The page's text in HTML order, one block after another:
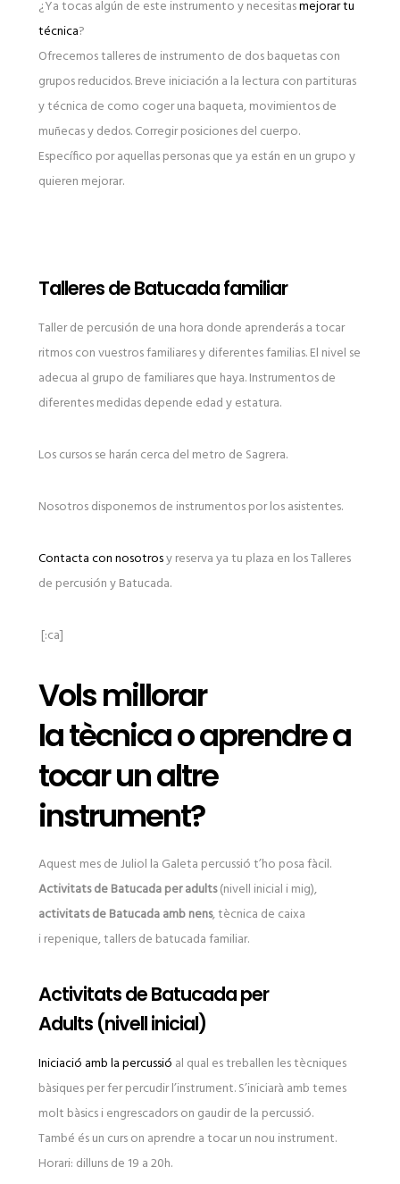
¿Ya tocas algún de este instrumento y necesitasmejorar tu
técnica?
Ofrecemos talleres de instrumento de dos baquetas con
grupos reducidos. Breve iniciación a la lectura con partituras
y técnica de como coger una baqueta, movimientos de
muñecas y dedos. Corregir posiciones del cuerpo.
Específico por aquellas personas que ya están en un grupo y
quieren mejorar.
Talleres de Batucada familiar
Taller de percusión de una hora donde aprenderás a tocar
ritmos con vuestros familiares y diferentes familias. El nivel se
adecua al grupo de familiares que haya. Instrumentos de
diferentes medidas depende edad y estatura.
Los cursos se harán cerca del metro de Sagrera.
Nosotros disponemos de instrumentos por los asistentes.
Contacta con nosotrosy reserva ya tu plaza en los Talleres
de percusión y Batucada.
[:ca]
Vols millorar
la tècnica o aprendre a
tocar un altre
instrument?
Aquest mes de Juliol la Galeta percussió t’ho posa fàcil.
Activitats de Batucada per adults(nivell inicial i mig),
activitats de Batucada amb nens, tècnica de caixa
i repenique, tallers de batucada familiar.
Activitats de Batucada per
Adults (nivell inicial)
Iniciació amb la percussió al qual es treballen les tècniques
bàsiques per fer percudir l’instrument. S’iniciarà amb temes
molt bàsics i engrescadors on gaudir de la percussió.
També és un curs on aprendre a tocar un nou instrument.
Horari: dilluns de 19 a 20h.